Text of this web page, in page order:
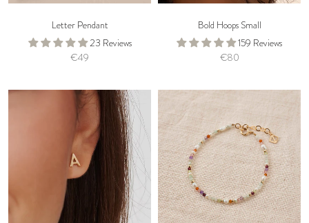
Letter Pendant
23 Reviews
€49
Bold Hoops Small
159 Reviews
€80